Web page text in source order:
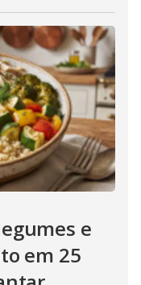
e
em 25